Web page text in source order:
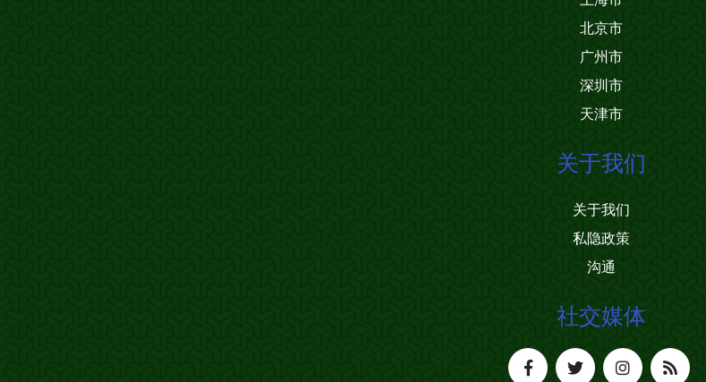
北京市
广州市
深圳市
天津市
关于我们
关于我们
私隐政策
沟通
社交媒体